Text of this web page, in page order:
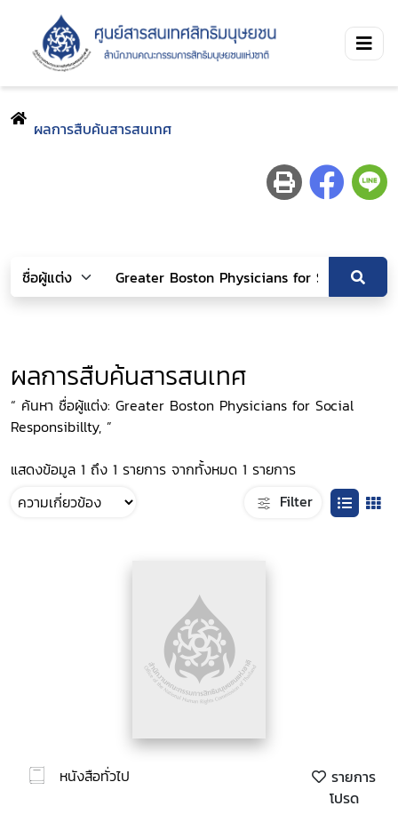
ผลการสืบค้นสารสนเทศ
ผลการสืบค้นสารสนเทศ
“ ค้นหา ชื่อผู้แต่ง: Greater Boston Physicians for Social
Responsibillty, ”
แสดงข้อมูล 1 ถึง 1 รายการ จากทั้งหมด 1 รายการ
Filter
หนังสือทั่วไป
รายการ
โปรด